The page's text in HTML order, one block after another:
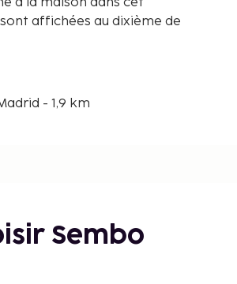
à la maison dans cet
affichées au dixième de
- 1,9 km
Sembo